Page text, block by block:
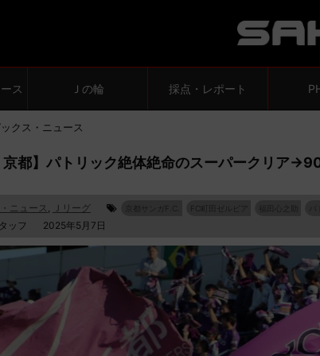
ス Ｊの輪 採点・レポート
ックス・ニュース
京都】パトリック絶体絶命のスーパークリア
ニュース , Ｊリーグ 福田心之助
ッフ 2025年5月7日